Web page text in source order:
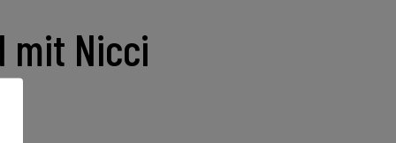
mit Nicci